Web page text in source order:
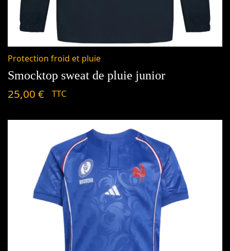
Protection froid et pluie
Smocktop sweat de pluie junior
25,00 € TTC